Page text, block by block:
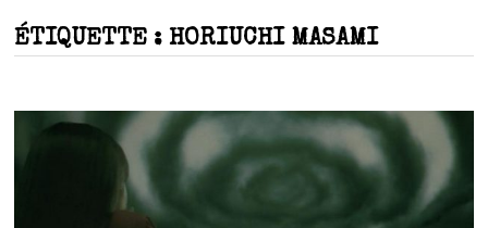
ÉTIQUETTE : HORIUCHI MASAMI